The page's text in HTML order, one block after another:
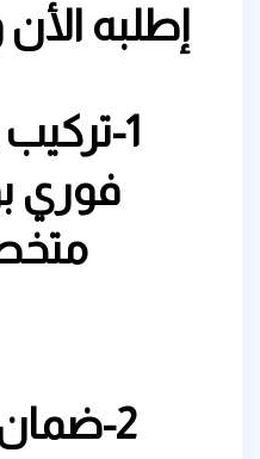
إطلبه
1-
فوري
2-